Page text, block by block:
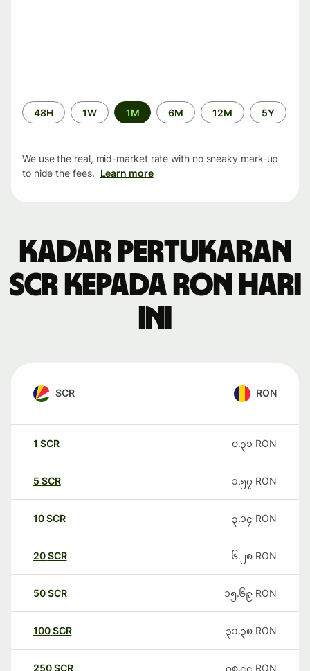
Time
period
48H 1W 1M 6M 12M 5Y
We use the real, mid-market rate with no sneaky mark-up
to hide the fees. Learn more
Kadar pertukaran
SCR kepada RON hari
ini
SCR RON
1 SCR ၀.၃၁ RON
5 SCR ၁.၅၇ RON
10SCR ၃.၁၄ RON
20SCR ၆.၂၈ RON
50SCR ၁၅.၆၉ RON
100SCR ၃၁.၃၈ RON
250SCR ၇၈.၄၄ RON